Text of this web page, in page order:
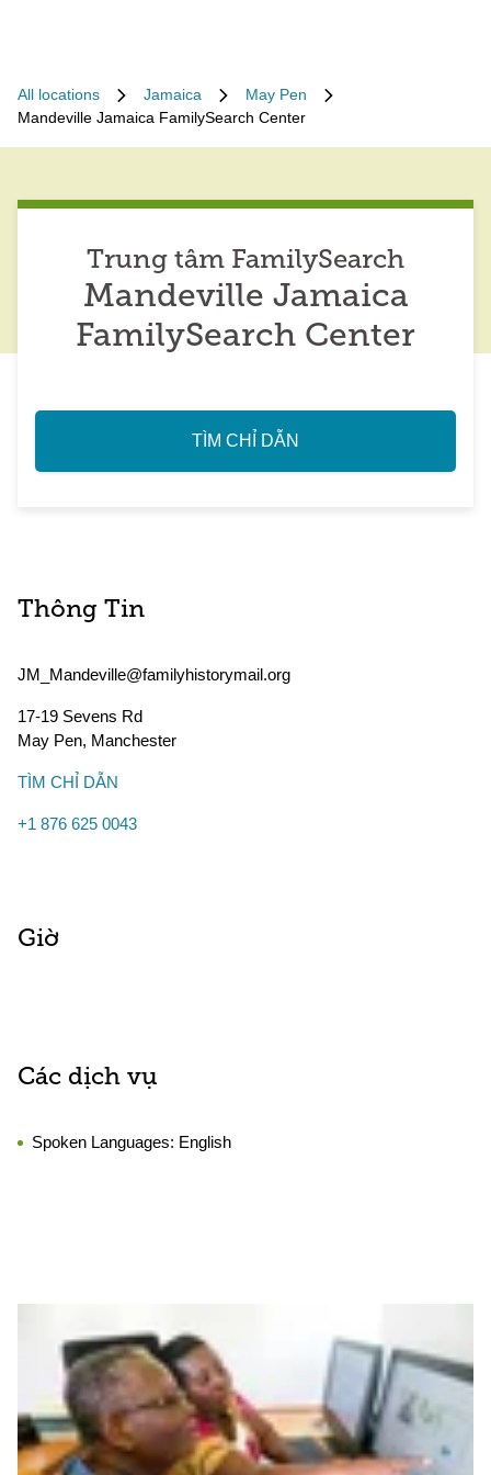
All locations Jamaica
May Pen
Mandeville Jamaica FamilySearch Center
Trung tâm FamilySearch
Mandeville Jamaica
FamilySearch Center
TÌM CHỈ DẪN
Thông Tin
JM_Mandeville@familyhistorymail.org
17-19 Sevens Rd
May Pen, Manchester
TÌM CHỈ DẪN
+1 876 625 0043
Giờ
Các dịch vụ
Spoken Languages: English